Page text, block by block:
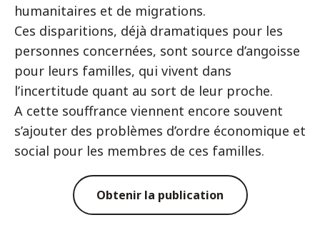
humanitaires et de migrations.
Ces disparitions, déjà dramatiques pour les
personnes concernées, sont source d’angoisse
pour leurs familles, qui vivent dans
l’incertitude quant au sort de leur proche.
A cette souffrance viennent encore souvent
s’ajouter des problèmes d’ordre économique et
social pour les membres de ces familles.
Obtenir la publication